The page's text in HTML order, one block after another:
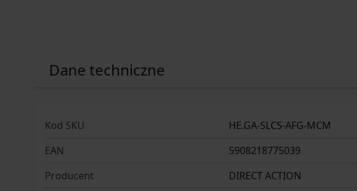
Dane techniczne
Kod SKU
HE.GA-SLCS-AFG-MCM
EAN
5908218775039
Producent
DIRECT ACTION